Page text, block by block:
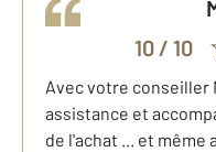
10/ 10
Avec votre conseiller
assistance et
de l'achat ... et même